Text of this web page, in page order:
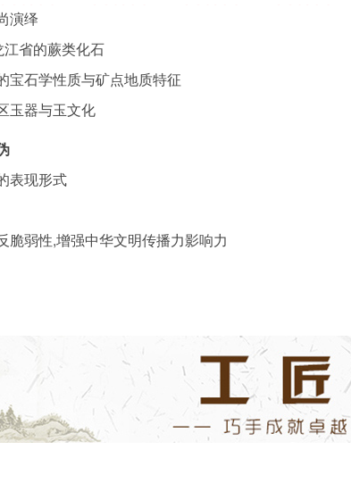
演绎
省的蕨类化石
宝石学性质与矿点地质特征
玉器与玉文化
表现形式
脆弱性,增强中华文明传播力影响力